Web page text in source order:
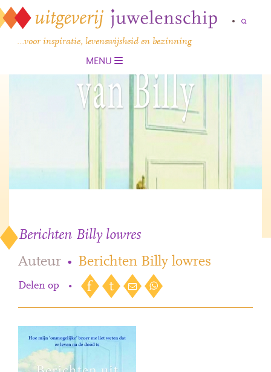
…voor inspiratie, levenswijsheid en bezinning
MENU
Berichten Billy lowres
Auteur • Berichten Billy lowres
Delen op •